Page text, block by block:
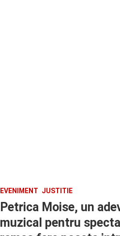
EVENIMENT JUSTITIE
Petrica Moise, un
muzical pentru